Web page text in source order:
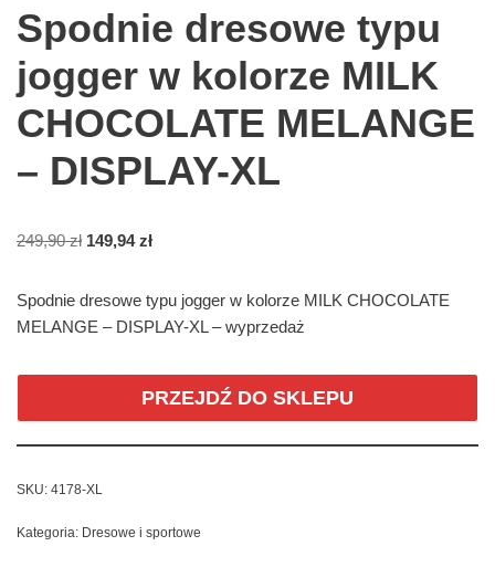
Spodnie dresowe typu
jogger w kolorze MILK
CHOCOLATE MELANGE
– DISPLAY-XL
249,90zł 149,94zł
Spodnie dresowe typu jogger w kolorze MILK CHOCOLATE
MELANGE – DISPLAY-XL – wyprzedaż
PRZEJDŹ DO SKLEPU
SKU: 4178-XL
Kategoria: Dresowe i sportowe